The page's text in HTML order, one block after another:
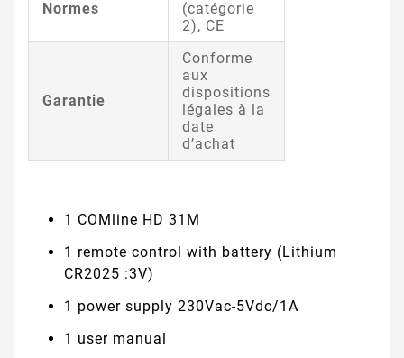
Normes
(catégorie
2), CE
Garantie
Conforme
aux
dispositions
légales à la
date
d’achat
1 COMline HD 31M
1 remote control with battery (Lithium
CR2025 :3V)
1 power supply 230Vac-5Vdc/1A
1 user manual